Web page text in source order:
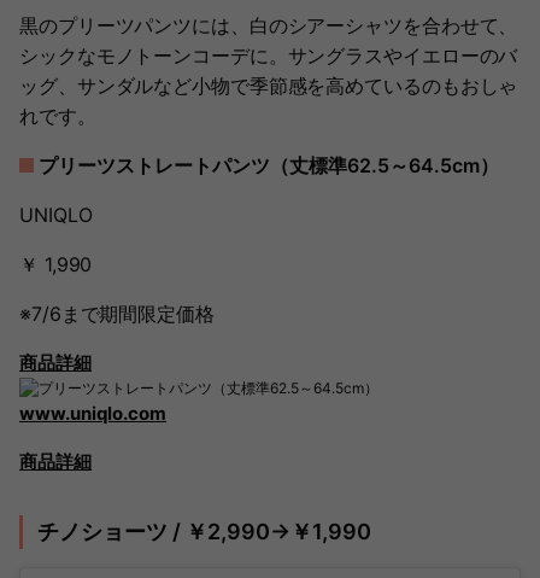
黒のプリーツパンツには、白のシアーシャツを合わせて、
シックなモノトーンコーデに。サングラスやイエローのバ
ッグ、サンダルなど小物で季節感を高めているのもおしゃ
れです。
プリーツストレートパンツ（丈標準62.5～64.5cm）
UNIQLO
￥ 1,990
※7/6まで期間限定価格
商品詳細
www.uniqlo.com
商品詳細
チノショーツ / ￥2,990→￥1,990